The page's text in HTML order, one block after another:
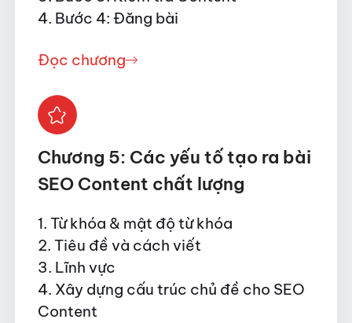
4. Bước 4: Đăng bài
Đọc chương
Chương 5: Các yếu tố tạo ra bài
SEO Content chất lượng
1. Từ khóa & mật độ từ khóa
2. Tiêu đề và cách viết
3. Lĩnh vực
4. Xây dựng cấu trúc chủ đề cho SEO
Content